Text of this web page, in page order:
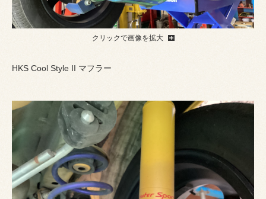
クリックで画像を拡大
HKS Cool Style II マフラー